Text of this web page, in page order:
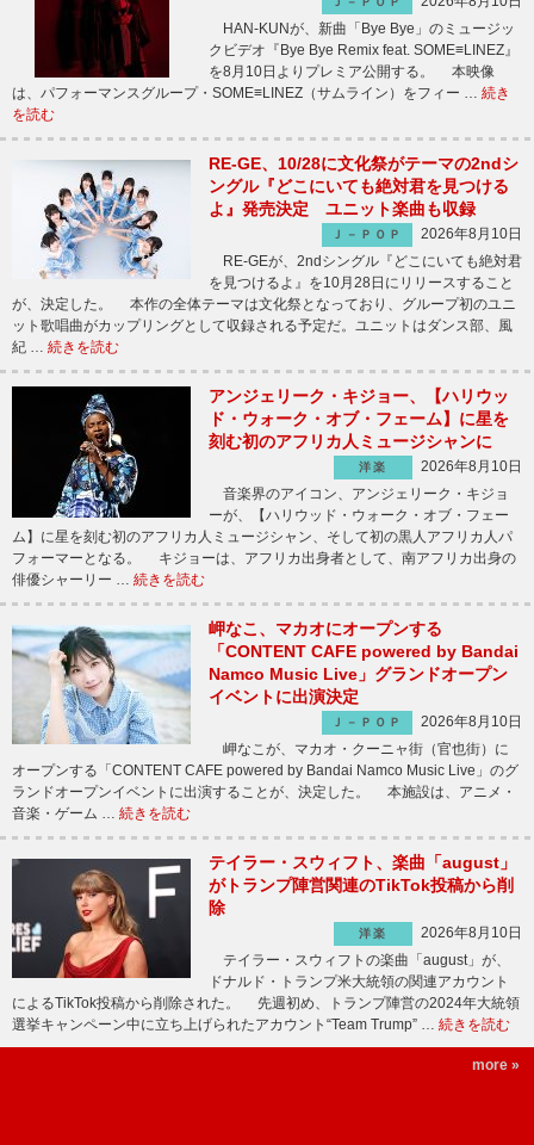
HAN-KUNが、新曲「Bye Bye」のミュージッ
クビデオ『Bye Bye Remix feat. SOME≡LINEZ』
を8月10日よりプレミア公開する。 本映像
は、パフォーマンスグループ・SOME≡LINEZ（サムライン）をフィー … 続き
を読む
RE-GE、10/28に文化祭がテーマの2ndシ
ングル『どこにいても絶対君を見つける
よ』発売決定 ユニット楽曲も収録
Ｊ－ＰＯＰ
2026年8月10日
RE-GEが、2ndシングル『どこにいても絶対君
を見つけるよ』を10月28日にリリースすること
が、決定した。 本作の全体テーマは文化祭となっており、グループ初のユニ
ット歌唱曲がカップリングとして収録される予定だ。ユニットはダンス部、風
紀 … 続きを読む
アンジェリーク・キジョー、【ハリウッ
ド・ウォーク・オブ・フェーム】に星を
刻む初のアフリカ人ミュージシャンに
洋楽
2026年8月10日
音楽界のアイコン、アンジェリーク・キジョ
ーが、【ハリウッド・ウォーク・オブ・フェー
ム】に星を刻む初のアフリカ人ミュージシャン、そして初の黒人アフリカ人パ
フォーマーとなる。 キジョーは、アフリカ出身者として、南アフリカ出身の
俳優シャーリー … 続きを読む
岬なこ、マカオにオープンする
「CONTENT CAFE powered by Bandai
Namco Music Live」グランドオープン
イベントに出演決定
Ｊ－ＰＯＰ
2026年8月10日
岬なこが、マカオ・クーニャ街（官也街）に
オープンする「CONTENT CAFE powered by Bandai Namco Music Live」のグ
ランドオープンイベントに出演することが、決定した。 本施設は、アニメ・
音楽・ゲーム … 続きを読む
テイラー・スウィフト、楽曲「august」
がトランプ陣営関連のTikTok投稿から削
除
洋楽
2026年8月10日
テイラー・スウィフトの楽曲「august」が、
ドナルド・トランプ米大統領の関連アカウント
によるTikTok投稿から削除された。 先週初め、トランプ陣営の2024年大統領
選挙キャンペーン中に立ち上げられたアカウント“Team Trump” … 続きを読む
more »